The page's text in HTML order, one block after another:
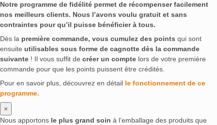
Notre programme de fidélité permet de récompenser facilement
nos meilleurs clients. Nous l’avons voulu gratuit et sans
contraintes pour qu’il puisse bénéficier à tous.
Dès la première commande, vous cumulez des points qui sont
ensuite utilisables sous forme de cagnotte dès la commande
suivante ! Il vous suffit de créer un compte lors de votre première
commande pour que les points puissent être crédités.
Pour en savoir plus, découvrez en détail le fonctionnement de ce
programme.
×
Nous apportons le plus grand soin à l’emballage des produits que